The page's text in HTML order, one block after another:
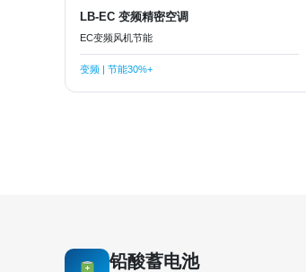
LB-EC 变频精密空调
EC变频风机节能
变频 | 节能30%+
铅酸蓄电池